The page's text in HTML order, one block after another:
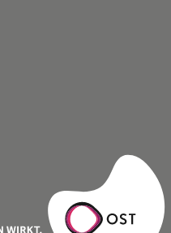
facebook